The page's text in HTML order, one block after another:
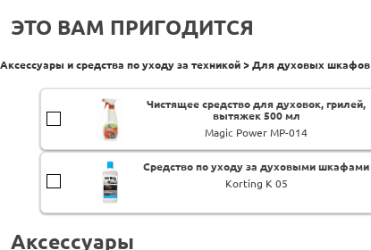
ЭТО ВАМ ПРИГОДИТСЯ
Аксессуары и средства по уходу за техникой > Для духовых шкафов
Чистящее средство для духовок, грилей,
вытяжек 500 мл
Magic Power MP-014
Средство по уходу за духовыми шкафами
Korting K 05
Аксессуары